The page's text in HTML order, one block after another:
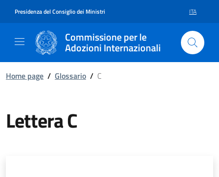
Presidenza del Consiglio dei Ministri ITA
Commissione per le
Adozioni Internazionali
Home page / Glossario / C
Lettera C